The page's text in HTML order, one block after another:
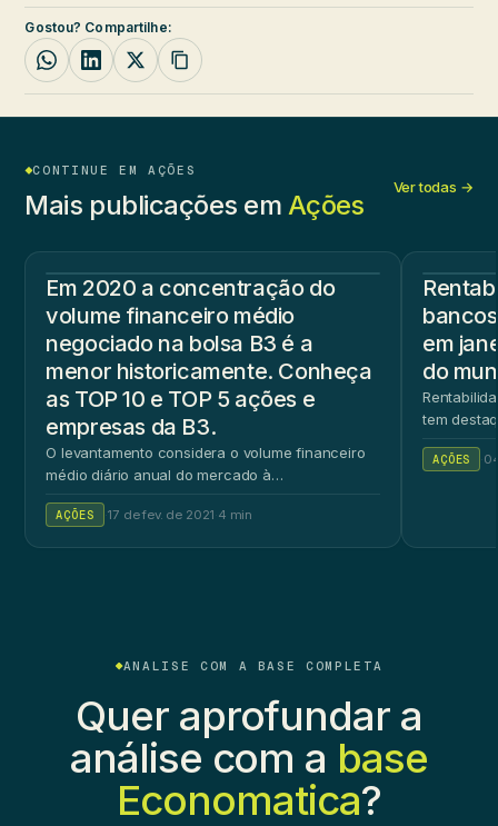
Gostou? Compartilhe:
CONTINUE EM AÇÕES
Mais publicações em Ações
Ver todas →
Em 2020 a concentração do
volume financeiro médio
negociado na bolsa B3 é a
menor historicamente. Conheça
as TOP 10 e TOP 5 ações e
empresas da B3.
O levantamento considera o volume financeiro
médio diário anual do mercado à…
AÇÕES 17 de fev. de 2021 4 min
em
do
tem
AÇÕES
ANALISE COM A BASE COMPLETA
Quer aprofundar a
análise com a base
Economatica?